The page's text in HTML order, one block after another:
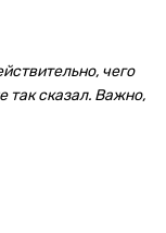
чего
так сказал. Важно,